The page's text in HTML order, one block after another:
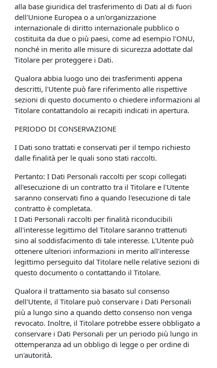
alla base giuridica del trasferimento di Dati al di fuori
dell'Unione Europea o a un'organizzazione
internazionale di diritto internazionale pubblico o
costituita da due o più paesi, come ad esempio l'ONU,
nonché in merito alle misure di sicurezza adottate dal
Titolare per proteggere i Dati.
Qualora abbia luogo uno dei trasferimenti appena
descritti, l'Utente può fare riferimento alle rispettive
sezioni di questo documento o chiedere informazioni al
Titolare contattandolo ai recapiti indicati in apertura.
PERIODO DI CONSERVAZIONE
I Dati sono trattati e conservati per il tempo richiesto
dalle finalità per le quali sono stati raccolti.
Pertanto: I Dati Personali raccolti per scopi collegati
all'esecuzione di un contratto tra il Titolare e l'Utente
saranno conservati fino a quando l'esecuzione di tale
contratto è completata.
I Dati Personali raccolti per finalità riconducibili
all'interesse legittimo del Titolare saranno trattenuti
sino al soddisfacimento di tale interesse. L'Utente può
ottenere ulteriori informazioni in merito all'interesse
legittimo perseguito dal Titolare nelle relative sezioni di
questo documento o contattando il Titolare.
Qualora il trattamento sia basato sul consenso
dell'Utente, il Titolare può conservare i Dati Personali
più a lungo sino a quando detto consenso non venga
revocato. Inoltre, il Titolare potrebbe essere obbligato a
conservare i Dati Personali per un periodo più lungo in
ottemperanza ad un obbligo di legge o per ordine di
un'autorità.